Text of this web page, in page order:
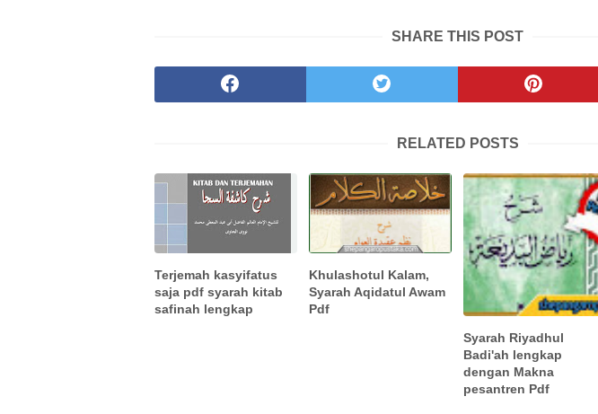
SHARE THIS POST
RELATED POSTS
Terjemah kasyifatus
saja pdf syarah kitab
safinah lengkap
Khulashotul Kalam,
Syarah Aqidatul Awam
Pdf
Syarah Riyadhul
Badi'ah lengkap
dengan Makna
pesantren Pdf